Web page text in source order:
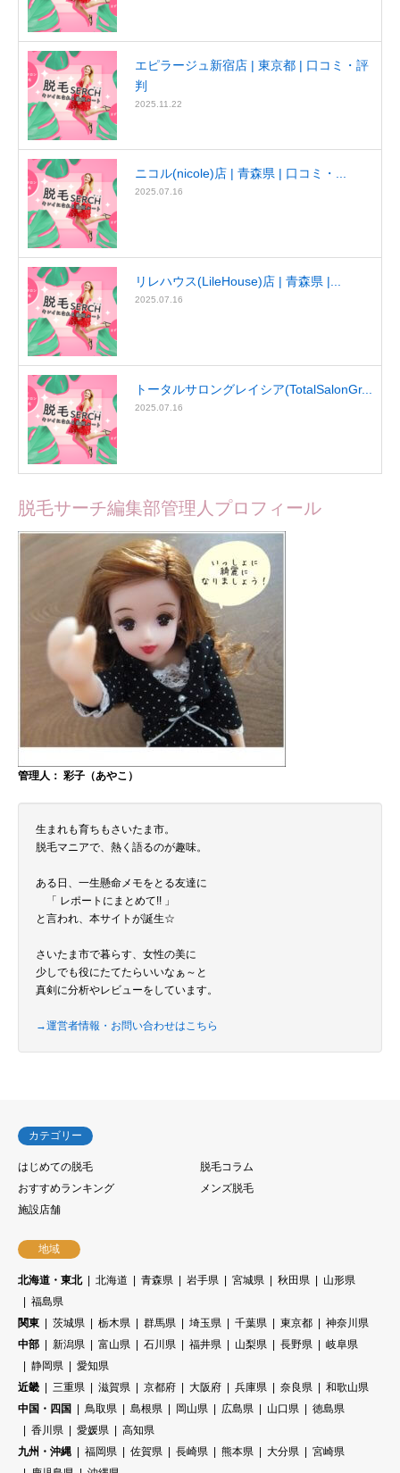
エピラージュ新宿店 | 東京都 | 口コミ・評
判
2025.11.22
ニコル(nicole)店 | 青森県 | 口コミ・...
2025.07.16
リレハウス(LileHouse)店 | 青森県 |...
2025.07.16
トータルサロングレイシア(TotalSalonGr...
2025.07.16
脱毛サーチ編集部管理人プロフィール
管理人： 彩子（あやこ）
生まれも育ちもさいたま市。
脱毛マニアで、熱く語るのが趣味。
ある日、一生懸命メモをとる友達に
「 レポートにまとめて!! 」
と言われ、本サイトが誕生☆
さいたま市で暮らす、女性の美に
少しでも役にたてたらいいなぁ～と
真剣に分析やレビューをしています。
→運営者情報・お問い合わせはこちら
カテゴリー
はじめての脱毛
脱毛コラム
おすすめランキング
メンズ脱毛
施設店舗
地域
北海道・東北 北海道 青森県 岩手県 宮城県 秋田県
山形県
福島県
関東
茨城県 栃木県 群馬県 埼玉県 千葉県 東京都
神奈川県
中部
新潟県 富山県 石川県 福井県 山梨県 長野県
岐阜県
静岡県
愛知県
近畿
三重県 滋賀県 京都府 大阪府 兵庫県 奈良県
和歌山県
中国・四国
鳥取県 島根県 岡山県 広島県 山口県
徳島県
香川県
愛媛県
高知県
九州・沖縄
福岡県 佐賀県 長崎県 熊本県 大分県
宮崎県